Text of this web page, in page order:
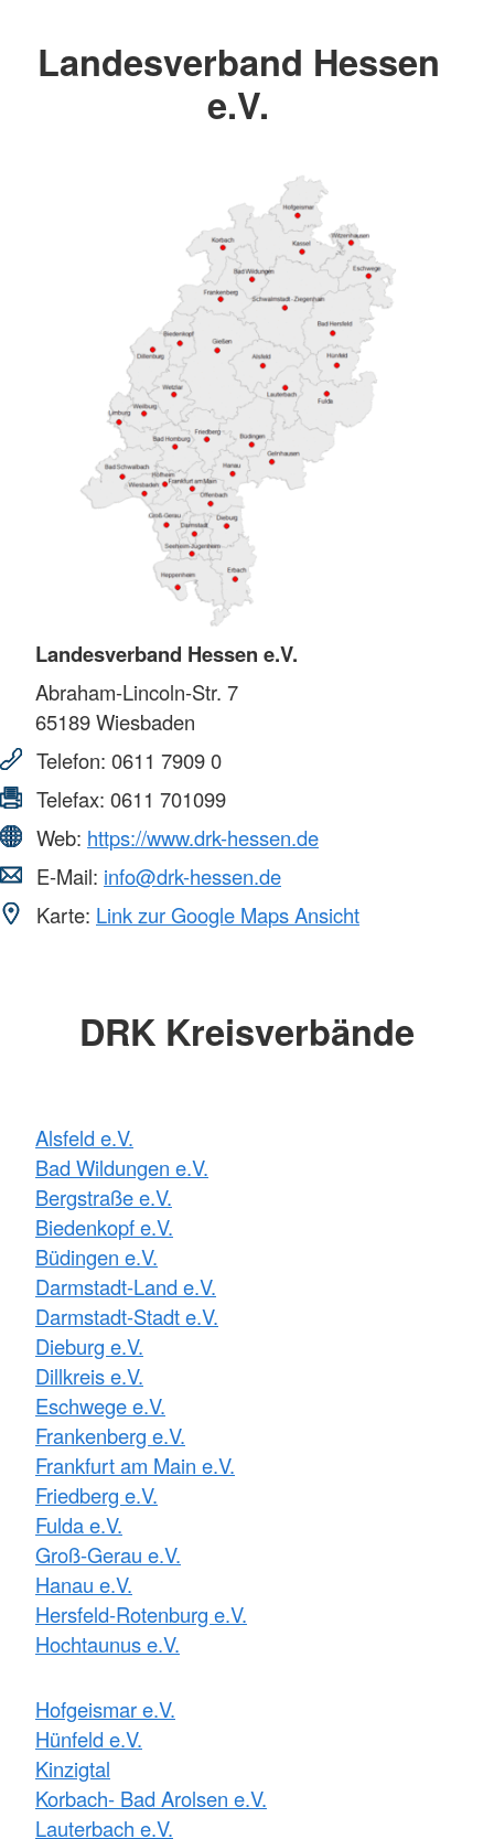
Landesverband Hessen
e.V.
Landesverband Hessen e.V.
Abraham-Lincoln-Str. 7
65189Wiesbaden
Telefon: 0611 7909 0
Telefax: 0611 701099
Web: https://www.drk-hessen.de
E-Mail: info@drk-hessen.de
Karte: Link zur Google Maps Ansicht
DRK Kreisverbände
Alsfeld e.V.
Bad Wildungen e.V.
Bergstraße e.V.
Biedenkopf e.V.
Büdingen e.V.
Darmstadt-Land e.V.
Darmstadt-Stadt e.V.
Dieburg e.V.
Dillkreis e.V.
Eschwege e.V.
Frankenberg e.V.
Frankfurt am Main e.V.
Friedberg e.V.
Fulda e.V.
Groß-Gerau e.V.
Hanau e.V.
Hersfeld-Rotenburg e.V.
Hochtaunus e.V.
Hofgeismar e.V.
Hünfeld e.V.
Kinzigtal
Korbach- Bad Arolsen e.V.
Lauterbach e.V.